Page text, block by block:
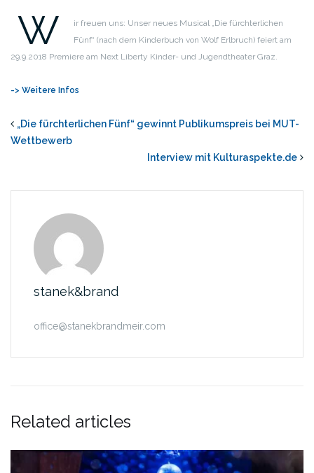
W
ir freuen uns: Unser neues Musical „Die fürchterlichen
Fünf“ (nach dem Kinderbuch von Wolf Erlbruch) feiert am
29.9.2018 Premiere am Next Liberty Kinder- und Jugendtheater Graz.
-> Weitere Infos
„Die fürchterlichen Fünf“ gewinnt Publikumspreis bei MUT-
Wettbewerb
Interview mit Kulturaspekte.de
stanek&brand
office@stanekbrandmeir.com
Related articles